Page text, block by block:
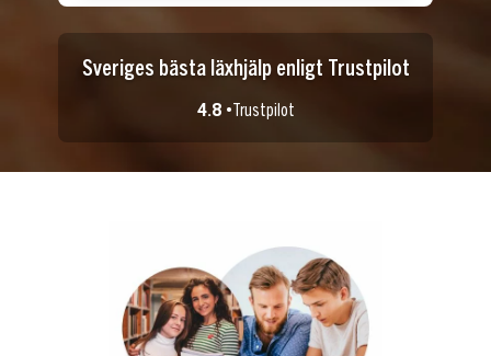
Sveriges bästa läxhjälp enligt Trustpilot
4.8 •Trustpilot